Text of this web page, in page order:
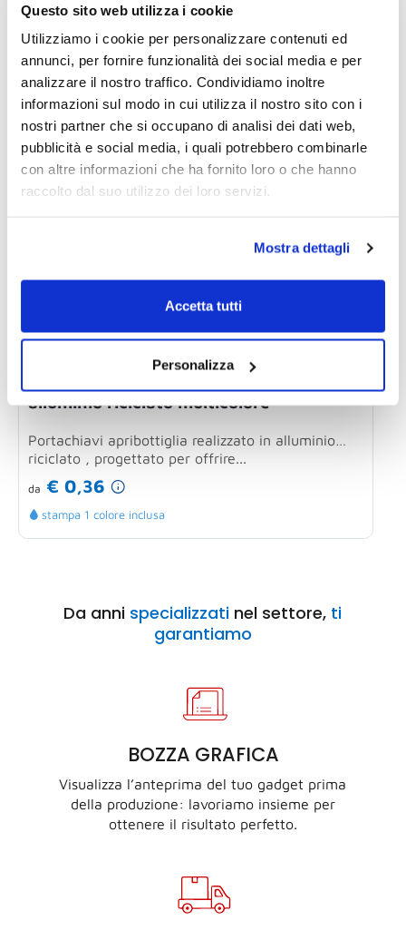
Questo sito web utilizza i cookie
Utilizziamo i cookie per personalizzare contenuti ed
annunci, per fornire funzionalità dei social media e per
analizzare il nostro traffico. Condividiamo inoltre
informazioni sul modo in cui utilizza il nostro sito con i
nostri partner che si occupano di analisi dei dati web,
pubblicità e social media, i quali potrebbero combinarle
con altre informazioni che ha fornito loro o che hanno
raccolto dal suo utilizzo dei loro servizi.
Mostra dettagli
Accetta tutti
Personalizza
alluminio riciclato multicolore
Portachiavi apribottiglia realizzato in alluminio
riciclato , progettato per offrire...
da € 0,36
stampa 1 colore inclusa
Da anni specializzati nel settore, ti
garantiamo
BOZZA GRAFICA
Visualizza l’anteprima del tuo gadget prima
della produzione: lavoriamo insieme per
ottenere il risultato perfetto.